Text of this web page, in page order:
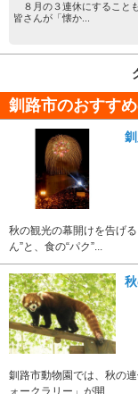
８月の３連休にすること
皆さんが「懐か...
釧路市のおすす
秋の観光の幕開けを告げ
ん”と、食の“パク”...
釧路市動物園では、秋の
ォークラリー」が開...